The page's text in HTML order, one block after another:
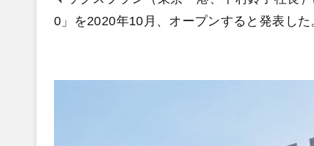
0」を2020年10月、オープンすると発表した